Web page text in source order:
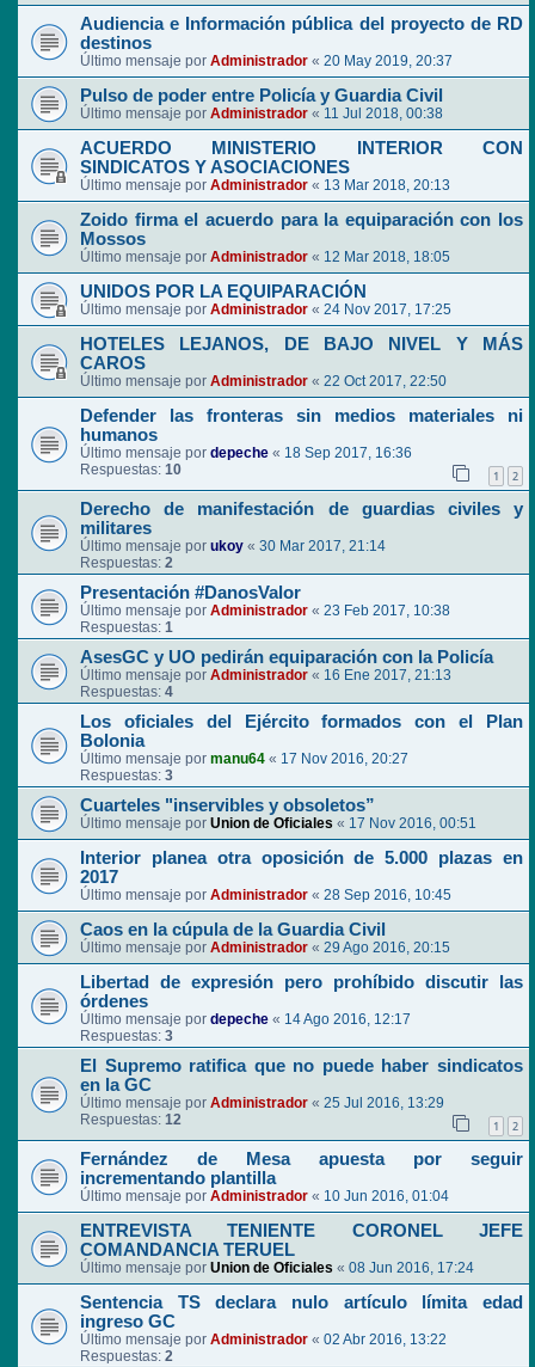
Audiencia e Información pública del proyecto de RD
destinos
Último mensaje por Administrador « 20 May 2019, 20:37
Pulso de poder entre Policía y Guardia Civil
Último mensaje por Administrador « 11 Jul 2018, 00:38
ACUERDO MINISTERIO INTERIOR CON
SINDICATOS Y ASOCIACIONES
Último mensaje por Administrador « 13 Mar 2018, 20:13
Zoido firma el acuerdo para la equiparación con los
Mossos
Último mensaje por Administrador « 12 Mar 2018, 18:05
UNIDOS POR LA EQUIPARACIÓN
Último mensaje por Administrador « 24 Nov 2017, 17:25
HOTELES LEJANOS, DE BAJO NIVEL Y MÁS
CAROS
Último mensaje por Administrador « 22 Oct 2017, 22:50
Defender las fronteras sin medios materiales ni
humanos
Último mensaje por depeche « 18 Sep 2017, 16:36
Respuestas: 10 1 2
Derecho de manifestación de guardias civiles y
militares
Último mensaje por ukoy « 30 Mar 2017, 21:14
Respuestas: 2
Presentación #DanosValor
Último mensaje por Administrador « 23 Feb 2017, 10:38
Respuestas: 1
AsesGC y UO pedirán equiparación con la Policía
Último mensaje por Administrador « 16 Ene 2017, 21:13
Respuestas: 4
Los oficiales del Ejército formados con el Plan
Bolonia
Último mensaje por manu64 « 17 Nov 2016, 20:27
Respuestas: 3
Cuarteles "inservibles y obsoletos”
Último mensaje por Union de Oficiales « 17 Nov 2016, 00:51
Interior planea otra oposición de 5.000 plazas en
2017
Último mensaje por Administrador « 28 Sep 2016, 10:45
Caos en la cúpula de la Guardia Civil
Último mensaje por Administrador « 29 Ago 2016, 20:15
Libertad de expresión pero prohíbido discutir las
órdenes
Último mensaje por depeche « 14 Ago 2016, 12:17
Respuestas: 3
El Supremo ratifica que no puede haber sindicatos
en la GC
Último mensaje por Administrador « 25 Jul 2016, 13:29
Respuestas: 12 1 2
Fernández de Mesa apuesta por seguir
incrementando plantilla
Último mensaje por Administrador « 10 Jun 2016, 01:04
ENTREVISTA TENIENTE CORONEL JEFE
COMANDANCIA TERUEL
Último mensaje por Union de Oficiales « 08 Jun 2016, 17:24
Sentencia TS declara nulo artículo límita edad
ingreso GC
Último mensaje por Administrador « 02 Abr 2016, 13:22
Respuestas: 2